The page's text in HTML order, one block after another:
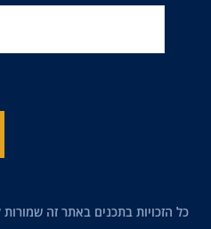
כל הזכויות בתכנים באתר זה שמורות